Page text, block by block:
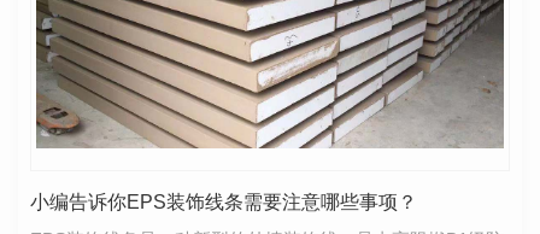
小编告诉你EPS装饰线条需要注意哪些事项？